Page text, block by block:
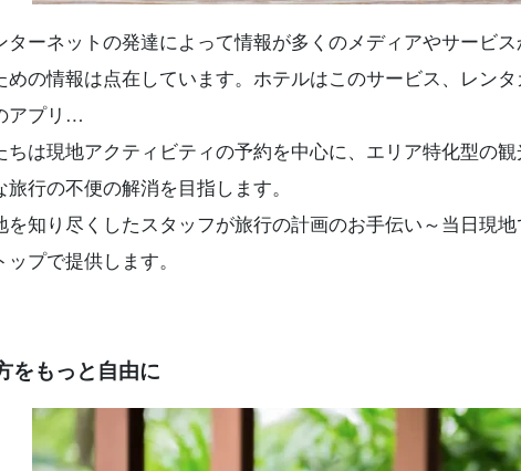
ターネットの発達によって情報が多くのメディアやサービ
めの情報は点在しています。ホテルはこのサービス、レン
アプリ…
ちは現地アクティビティの予約を中心に、エリア特化型の
旅行の不便の解消を目指します。
を知り尽くしたスタッフが旅行の計画のお手伝い～当日現
ップで提供します。
をもっと自由に